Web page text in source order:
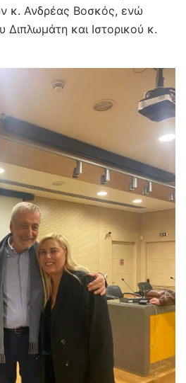
κ. Ανδρέας Βοσκός, ενώ
Διπλωμάτη και Ιστορικού κ.